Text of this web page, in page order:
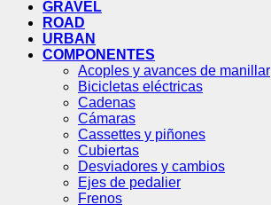
GRAVEL
ROAD
URBAN
COMPONENTES
Acoples y avances de manillar
Bicicletas eléctricas
Cadenas
Cámaras
Cassettes y piñones
Cubiertas
Desviadores y cambios
Ejes de pedalier
Frenos